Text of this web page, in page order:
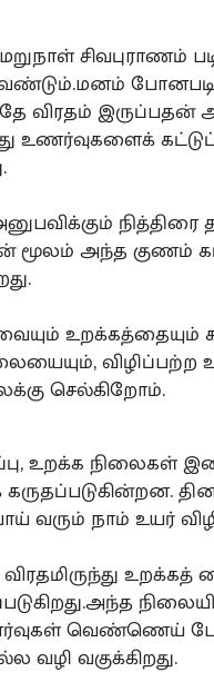
மறுநாள்
விரதம்
உணர்வுகளைக்
மூலம் அந்த குணம்
உறக்கத்தையும்
செல்கிறோம்.
உறக்க
தின
வரும் நாம் உயர்
விரதமிருந்து
வெண்ணெய் போல
வழி வகுக்கிறது.